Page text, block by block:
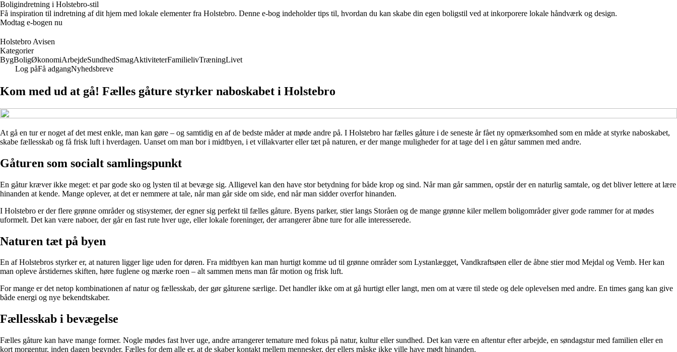
Boligindretning i Holstebro-stil
Få inspiration til indretning af dit hjem med lokale elementer fra Holstebro. Denne e-bog indeholder tips til, hvordan du kan skabe din egen boligstil ved at inkorporere lokale håndværk og design.
Modtag e-bogen nu
Holstebro Avisen
Kategorier
BygBoligØkonomiArbejdeSundhedSmagAktiviteterFamilielivTræningLivet
Log påFå adgangNyhedsbreve
Kom med ud at gå! Fælles gåture styrker naboskabet i Holstebro
At gå en tur er noget af det mest enkle, man kan gøre – og samtidig en af de bedste måder at møde andre på. I Holstebro har fælles gåture i de seneste år fået ny opmærksomhed som en måde at styrke naboskabet,
skabe fællesskab og få frisk luft i hverdagen. Uanset om man bor i midtbyen, i et villakvarter eller tæt på naturen, er der mange muligheder for at tage del i en gåtur sammen med andre.
Gåturen som socialt samlingspunkt
En gåtur kræver ikke meget: et par gode sko og lysten til at bevæge sig. Alligevel kan den have stor betydning for både krop og sind. Når man går sammen, opstår der en naturlig samtale, og det bliver lettere at lære
hinanden at kende. Mange oplever, at det er nemmere at tale, når man går side om side, end når man sidder overfor hinanden.
I Holstebro er der flere grønne områder og stisystemer, der egner sig perfekt til fælles gåture. Byens parker, stier langs Storåen og de mange grønne kiler mellem boligområder giver gode rammer for at mødes
uformelt. Det kan være naboer, der går en fast rute hver uge, eller lokale foreninger, der arrangerer åbne ture for alle interesserede.
Naturen tæt på byen
En af Holstebros styrker er, at naturen ligger lige uden for døren. Fra midtbyen kan man hurtigt komme ud til grønne områder som Lystanlægget, Vandkraftsøen eller de åbne stier mod Mejdal og Vemb. Her kan
man opleve årstidernes skiften, høre fuglene og mærke roen – alt sammen mens man får motion og frisk luft.
For mange er det netop kombinationen af natur og fællesskab, der gør gåturene særlige. Det handler ikke om at gå hurtigt eller langt, men om at være til stede og dele oplevelsen med andre. En times gang kan give
både energi og nye bekendtskaber.
Fællesskab i bevægelse
Fælles gåture kan have mange former. Nogle mødes fast hver uge, andre arrangerer temature med fokus på natur, kultur eller sundhed. Det kan være en aftentur efter arbejde, en søndagstur med familien eller en
kort morgentur, inden dagen begynder. Fælles for dem alle er, at de skaber kontakt mellem mennesker, der ellers måske ikke ville have mødt hinanden.